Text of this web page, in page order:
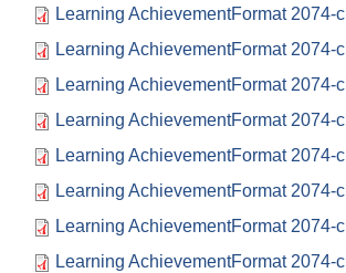
Learning AchievementFormat 2074-
Learning AchievementFormat 2074-
Learning AchievementFormat 2074-
Learning AchievementFormat 2074-
Learning AchievementFormat 2074-
Learning AchievementFormat 2074-
Learning AchievementFormat 2074-
Learning AchievementFormat 2074-